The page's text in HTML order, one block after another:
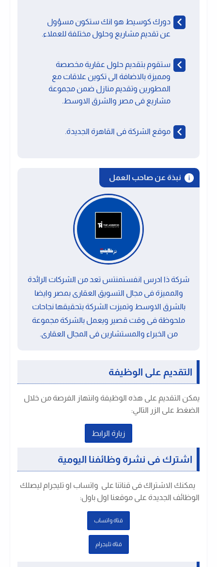
دورك كوسيط هو انك ستكون مسؤول
عن تقديم مشاريع وحلول مختلفة للعملاء.
ستقوم بتقديم حلول عقارية مخصصة
ومميزة بالاضافة الى تكوين علاقات مع
المطورين وتقديم منازل ضمن مجموعة
مشاريع فى مصر والشرق الاوسط.
موقع الشركة فى القاهرة الجديدة.
نبذة عن صاحب العمل
شركة ذا ادرس انفستمنتس تعد من الشركات الرائدة
والمميزة فى مجال التسويق العقارى بمصر وايضا
بالشرق الاوسط وتميزت الشركة بتحقيقها نجاحات
ملحوظة فى وقت قصير ويعمل بالشركة مجموعة
من الخبراء والمستشارين فى المجال العقارى.
التقديم على الوظيفة
يمكن التقديم على هذه الوظيفة وانتهاز الفرصة من خلال
الضغط على الزر التالي:
زيارة الرابط
اشترك فى نشرة وظائفنا اليومية
يمكنك الاشتراك فى قناتنا على واتساب او تليجرام ليصلك
الوظائف الجديدة على موقعنا اول باول:
قتاة واتساب
قتاة تليجرام